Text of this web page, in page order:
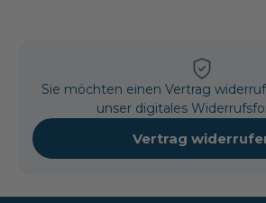
Sie möchten einen Vertrag
unser digitales
Vertrag